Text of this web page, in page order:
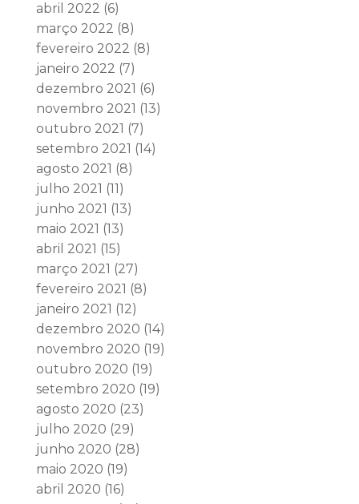
abril 2022 (6)
março 2022 (8)
fevereiro 2022 (8)
janeiro 2022 (7)
dezembro 2021 (6)
novembro 2021 (13)
outubro 2021 (7)
setembro 2021 (14)
agosto 2021 (8)
julho 2021 (11)
junho 2021 (13)
maio 2021 (13)
abril 2021 (15)
março 2021 (27)
fevereiro 2021 (8)
janeiro 2021 (12)
dezembro 2020 (14)
novembro 2020 (19)
outubro 2020 (19)
setembro 2020 (19)
agosto 2020 (23)
julho 2020 (29)
junho 2020 (28)
maio 2020 (19)
abril 2020 (16)